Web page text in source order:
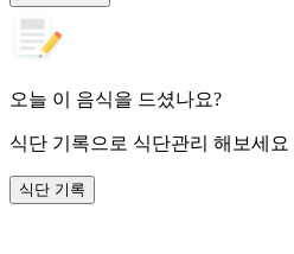
오늘 이 음식을 드셨나요?
식단 기록으로 식단관리 해보세요
식단 기록